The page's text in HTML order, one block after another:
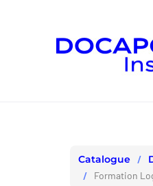
Catalogue
Formation